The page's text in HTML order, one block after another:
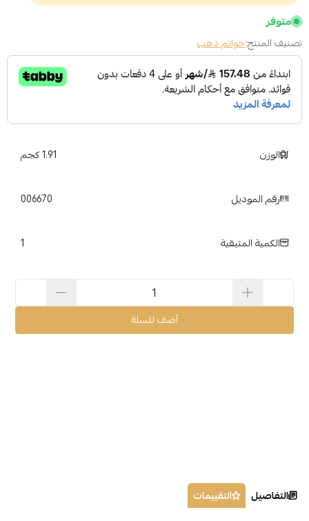
متوفر
تصنيف المنتج:خواتم ذهب
الوزن 1.91 كجم
رقم الموديل 006670
الكمية المتبقية 1
أضف للسلة
التفاصيل التقييمات